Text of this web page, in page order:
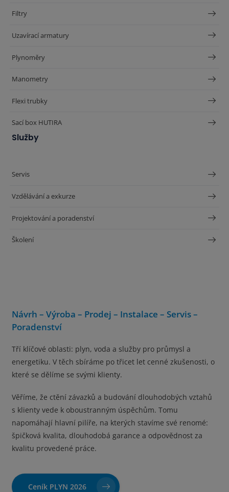
Filtry
Uzavírací armatury
Plynoměry
Manometry
Flexi trubky
Sací box HUTIRA
Služby
Servis
Vzdělávání a exkurze
Projektování a poradenství
Školení
Návrh – Výroba – Prodej – Instalace – Servis –
Poradenství
Tří klíčové oblasti: plyn, voda a služby pro průmysl a
energetiku. V těch sbíráme po třicet let cenné zkušenosti, o
které se dělíme se svými klienty.
Věříme, že ctění závazků a budování dlouhodobých vztahů
s klienty vede k oboustranným úspěchům. Tomu
napomáhají hlavní pilíře, na kterých stavíme své renomé:
špičková kvalita, dlouhodobá garance a odpovědnost za
kvalitu provedené práce.
Ceník PLYN 2026